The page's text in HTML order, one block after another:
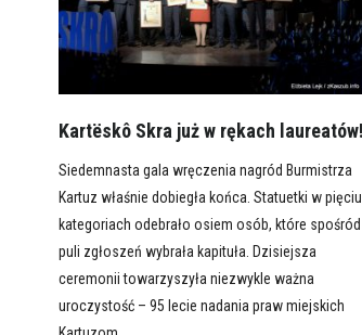
Kartëskô Skra już w rękach laureatów!
Siedemnasta gala wręczenia nagród Burmistrza
Kartuz właśnie dobiegła końca. Statuetki w pięciu
kategoriach odebrało osiem osób, które spośród
puli zgłoszeń wybrała kapituła. Dzisiejsza
ceremonii towarzyszyła niezwykle ważna
uroczystość – 95 lecie nadania praw miejskich